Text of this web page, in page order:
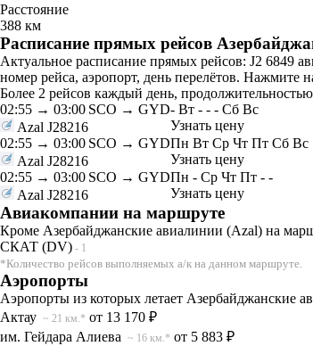
Расстояние
388 км
Расписание прямых рейсов
Актуальное расписание прямых рейсов: J2 6849
номер рейса, аэропорт, день перелётов. Нажмите
Более 2 рейсов каждый день,
02:55 → 03:00
Azal J28216
SCO → GYD- Вт - - - Сб Вс
Узнать цену
02:55 → 03:00
Azal J28216
SCO → GYDПн Вт Ср Чт Пт Сб Вс
Узнать цену
02:55 → 03:00
Azal J28216
SCO → GYDПн - Ср Чт Пт - -
Узнать цену
Авиакомпании на маршруте
Кроме Азербайджанские авиалинии (Azal) на
СКАТ (DV) - 1
*Количество рейсов выполняемых а/к на данном маршруте.
Аэропорты
Аэропорты из которых летает Азербайджанские
Актау ~ 21 км.* от 13 170 ₽
им. Гейдара Алиева ~ 16 км.* от 5 883 ₽